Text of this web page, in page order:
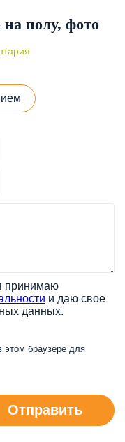
полу, фото
принимаю
и даю свое
данных.
этом браузере для
Отправить